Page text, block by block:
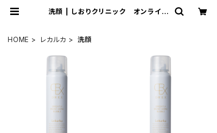
洗顔 | しおりクリニック オンライン
HOME レカルカ 洗顔